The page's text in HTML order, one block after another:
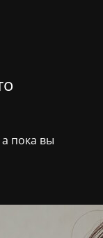
пока вы